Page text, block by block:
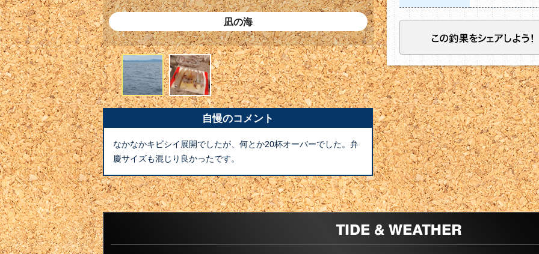
凪の海 弁慶サイズ含め
自慢のコメント
なかなかキビシイ展開でしたが、何とか20杯オーバーでした。弁
慶サイズも混じり良かったです。